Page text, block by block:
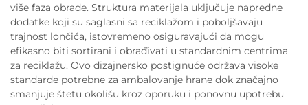
više faza obrade. Struktura materijala uključuje napredne
dodatke koji su saglasni sa reciklažom i poboljšavaju
trajnost lončića, istovremeno osiguravajući da mogu
efikasno biti sortirani i obrađivati u standardnim centrima
za reciklažu. Ovo dizajnersko postignuće održava visoke
standarde potrebne za ambalovanje hrane dok značajno
smanjuje štetu okolišu kroz oporuku i ponovnu upotrebu